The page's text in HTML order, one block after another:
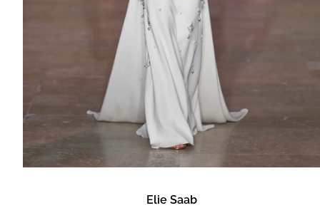
Elie Saab